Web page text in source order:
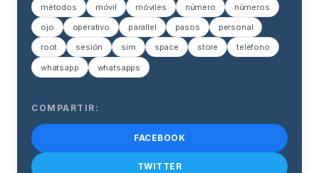
métodos móvil móviles número números
ojo operativo parallel pasos personal
root sesión sim space store teléfono
whatsapp whatsapps
COMPARTIR:
FACEBOOK
TWITTER